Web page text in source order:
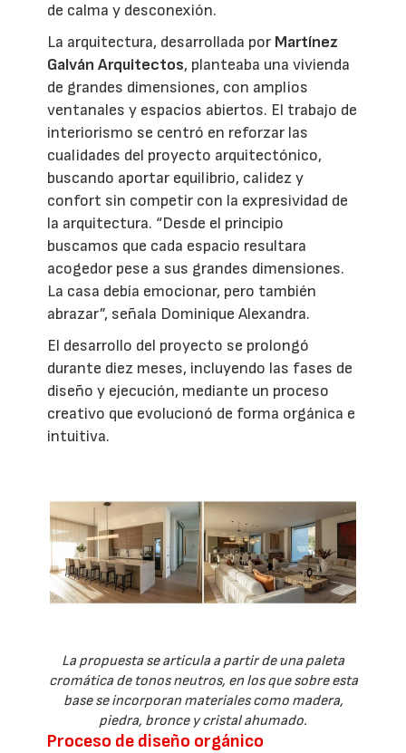
de calma y desconexión.
La arquitectura, desarrollada por Martínez
Galván Arquitectos, planteaba una vivienda
de grandes dimensiones, con amplios
ventanales y espacios abiertos. El trabajo de
interiorismo se centró en reforzar las
cualidades del proyecto arquitectónico,
buscando aportar equilibrio, calidez y
confort sin competir con la expresividad de
la arquitectura. “Desde el principio
buscamos que cada espacio resultara
acogedor pese a sus grandes dimensiones.
La casa debía emocionar, pero también
abrazar”, señala Dominique Alexandra.
El desarrollo del proyecto se prolongó
durante diez meses, incluyendo las fases de
diseño y ejecución, mediante un proceso
creativo que evolucionó de forma orgánica e
intuitiva.
La propuesta se articula a partir de una paleta
cromática de tonos neutros, en los que sobre esta
base se incorporan materiales como madera,
piedra, bronce y cristal ahumado.
Proceso de diseño orgánico